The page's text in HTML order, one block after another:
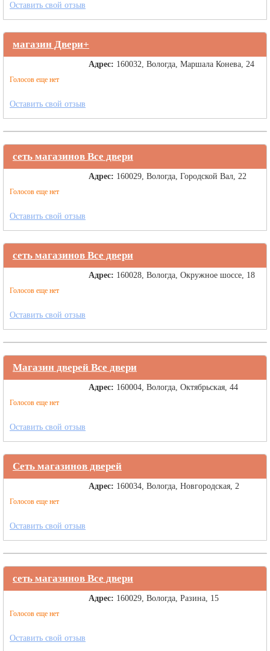
Оставить свой отзыв
магазин Двери+
Голосов еще нет
Адрес: 160032, Вологда, Маршала Конева, 24
Оставить свой отзыв
сеть магазинов Все двери
Голосов еще нет
Адрес: 160029, Вологда, Городской Вал, 22
Оставить свой отзыв
сеть магазинов Все двери
Голосов еще нет
Адрес: 160028, Вологда, Окружное шоссе, 18
Оставить свой отзыв
Магазин дверей Все двери
Голосов еще нет
Адрес: 160004, Вологда, Октябрьская, 44
Оставить свой отзыв
Сеть магазинов дверей
Голосов еще нет
Адрес: 160034, Вологда, Новгородская, 2
Оставить свой отзыв
сеть магазинов Все двери
Голосов еще нет
Адрес: 160029, Вологда, Разина, 15
Оставить свой отзыв